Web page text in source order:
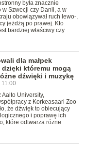
była znacznie
Szwecji czy Danii, a w
obowiązywał ruch lewo-,
jeżdżą po prawej. Kto
bardziej właściwy czy
dla małpek
któremu mogą
dźwięki i muzykę
Aalto University,
z Korkeasaari Zoo
że dźwięk to obiecujący
i poprawę ich
które odtwarza różne